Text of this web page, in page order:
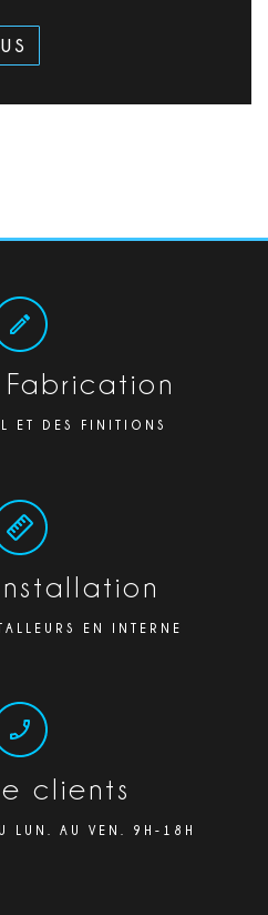
ET DES FINITIONS
EN INTERNE
clients
AU VEN. 9H-18H